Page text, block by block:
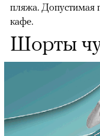
пляжа. Допустимая
кафе.
Шорты